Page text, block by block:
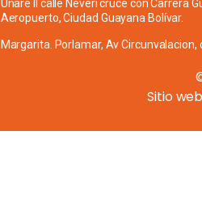
Unare II calle Neverí cruce con Carrera
Aeropuerto, Ciudad Guayana Bolívar.
Margarita. Porlamar, Av Circunvalacion,
Sitio